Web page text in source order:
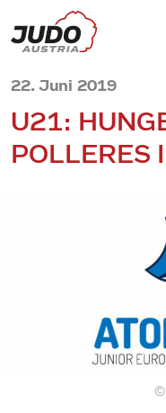
22. Juni 2019
U21:
POLLERES
©